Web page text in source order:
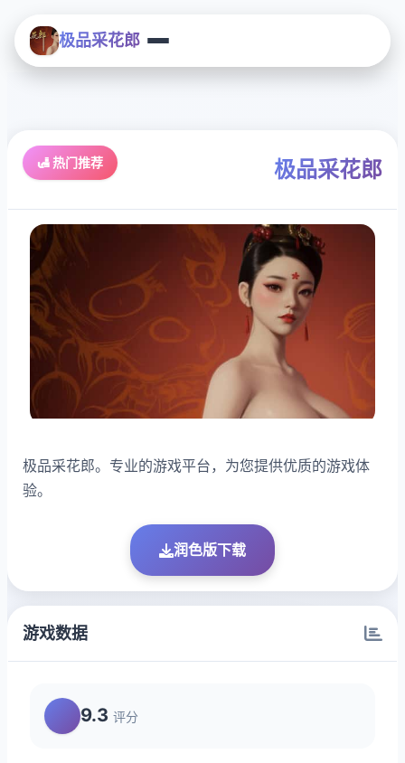
极品采花郎
🛃 热门推荐 极品采花郎
极品采花郎。专业的游戏平台，为您提供优质的游戏体
验。
润色版下载
游戏数据
9.3 评分